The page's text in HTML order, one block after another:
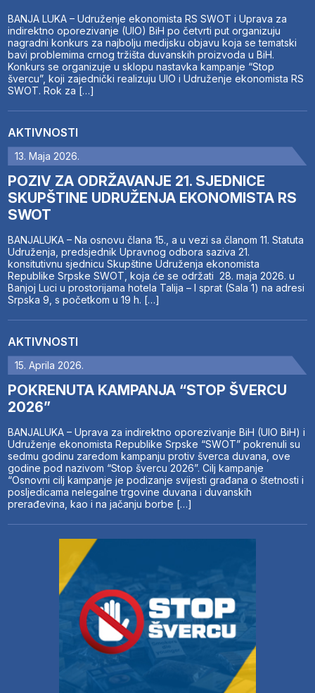
BANJA LUKA – Udruženje ekonomista RS SWOT i Uprava za
indirektno oporezivanje (UIO) BiH po četvrti put organizuju
nagradni konkurs za najbolju medijsku objavu koja se tematski
bavi problemima crnog tržišta duvanskih proizvoda u BiH.
Konkurs se organizuje u sklopu nastavka kampanje “Stop
švercu”, koji zajednički realizuju UIO i Udruženje ekonomista RS
SWOT. Rok za […]
AKTIVNOSTI
13. Maja 2026.
POZIV ZA ODRŽAVANJE 21. SJEDNICE
SKUPŠTINE UDRUŽENJA EKONOMISTA RS
SWOT
BANJALUKA – Na osnovu člana 15., a u vezi sa članom 11. Statuta
Udruženja, predsjednik Upravnog odbora saziva 21.
konsitutivnu sjednicu Skupštine Udruženja ekonomista
Republike Srpske SWOT, koja će se održati 28. maja 2026. u
Banjoj Luci u prostorijama hotela Talija – I sprat (Sala 1) na adresi
Srpska 9, s početkom u 19 h. […]
AKTIVNOSTI
15. Aprila 2026.
POKRENUTA KAMPANJA “STOP ŠVERCU
2026”
BANJALUKA – Uprava za indirektno oporezivanje BiH (UIO BiH) i
Udruženje ekonomista Republike Srpske “SWOT” pokrenuli su
sedmu godinu zaredom kampanju protiv šverca duvana, ove
godine pod nazivom “Stop švercu 2026”. Cilj kampanje
“Osnovni cilj kampanje je podizanje svijesti građana o štetnosti i
posljedicama nelegalne trgovine duvana i duvanskih
prerađevina, kao i na jačanju borbe […]